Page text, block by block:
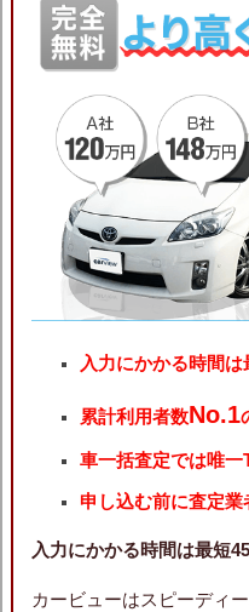
入力にかかる時間は
累計利用者数No.1
車一括査定では唯一
申し込む前に査定業
入力にかかる時間は最短
カービューはスピーディ